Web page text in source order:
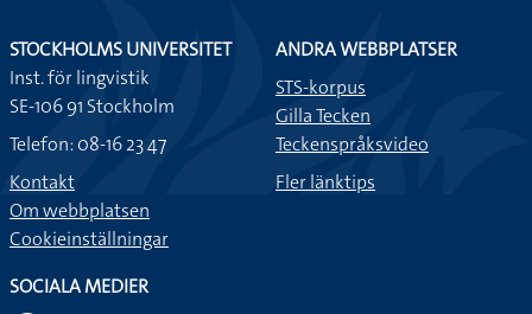
STOCKHOLMS UNIVERSITET
Inst. för lingvistik
SE-106 91 Stockholm
Telefon: 08-16 23 47
Kontakt
Om webbplatsen
Cookieinställningar
ANDRA WEBBPLATSER
STS-korpus
Gilla Tecken
Teckenspråksvideo
Fler länktips
SOCIALA MEDIER